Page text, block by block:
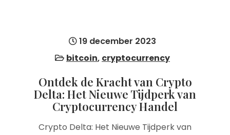
19 december 2023
bitcoin, cryptocurrency
Ontdek de Kracht van Crypto
Delta: Het Nieuwe Tijdperk van
Cryptocurrency Handel
Crypto Delta: Het Nieuwe Tijdperk van